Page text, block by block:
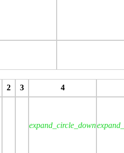
2 3
4
expand_circle_down